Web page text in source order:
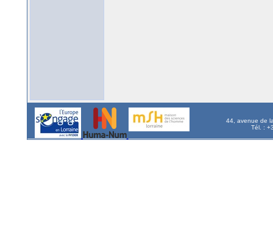
44, avenue de
Tél. :